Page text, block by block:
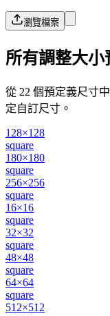
瀏覽檔案
所有調整大小
從 22 個預定義尺寸
定自訂尺寸。
128×128
square
180×180
square
256×256
square
16×16
square
32×32
square
48×48
square
64×64
square
512×512